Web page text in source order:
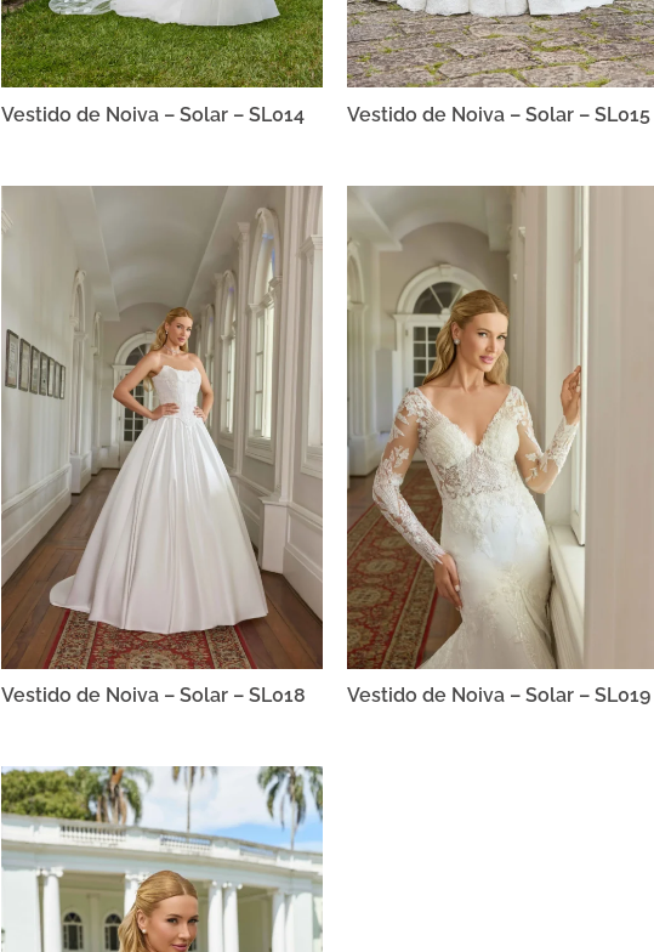
Vestido de Noiva – Solar – SL014 Vestido de Noiva – Solar – SL015
Vestido de Noiva – Solar – SL018 Vestido de Noiva – Solar – SL019